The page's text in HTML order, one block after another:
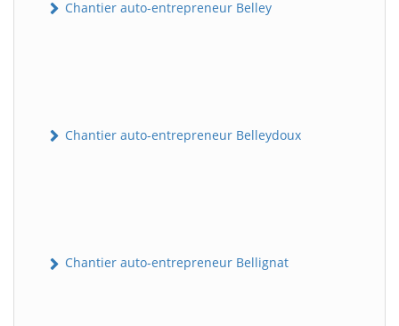
Chantier auto-entrepreneur Belley
Chantier auto-entrepreneur Belleydoux
Chantier auto-entrepreneur Bellignat